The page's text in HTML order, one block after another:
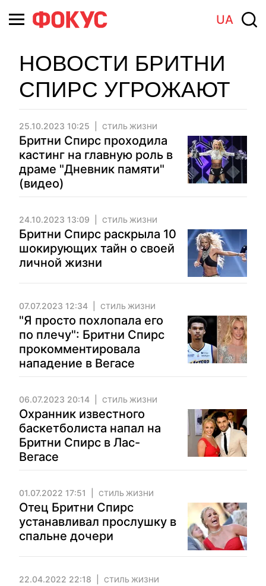
UA
НОВОСТИ БРИТНИ
СПИРС УГРОЖАЮТ
25.10.2023 10:25 СТИЛЬ ЖИЗНИ
Бритни Спирс проходила
кастинг на главную роль в
драме "Дневник памяти"
(видео)
24.10.2023 13:09 СТИЛЬ ЖИЗНИ
Бритни Спирс раскрыла 10
шокирующих тайн о своей
личной жизни
07.07.2023 12:34 СТИЛЬ ЖИЗНИ
"Я просто похлопала его
по плечу": Бритни Спирс
прокомментировала
нападение в Вегасе
06.07.2023 20:14 СТИЛЬ ЖИЗНИ
Охранник известного
баскетболиста напал на
Бритни Спирс в Лас-
Вегасе
01.07.2022 17:51 СТИЛЬ ЖИЗНИ
Отец Бритни Спирс
устанавливал прослушку в
спальне дочери
22.04.2022 22:18 СТИЛЬ ЖИЗНИ